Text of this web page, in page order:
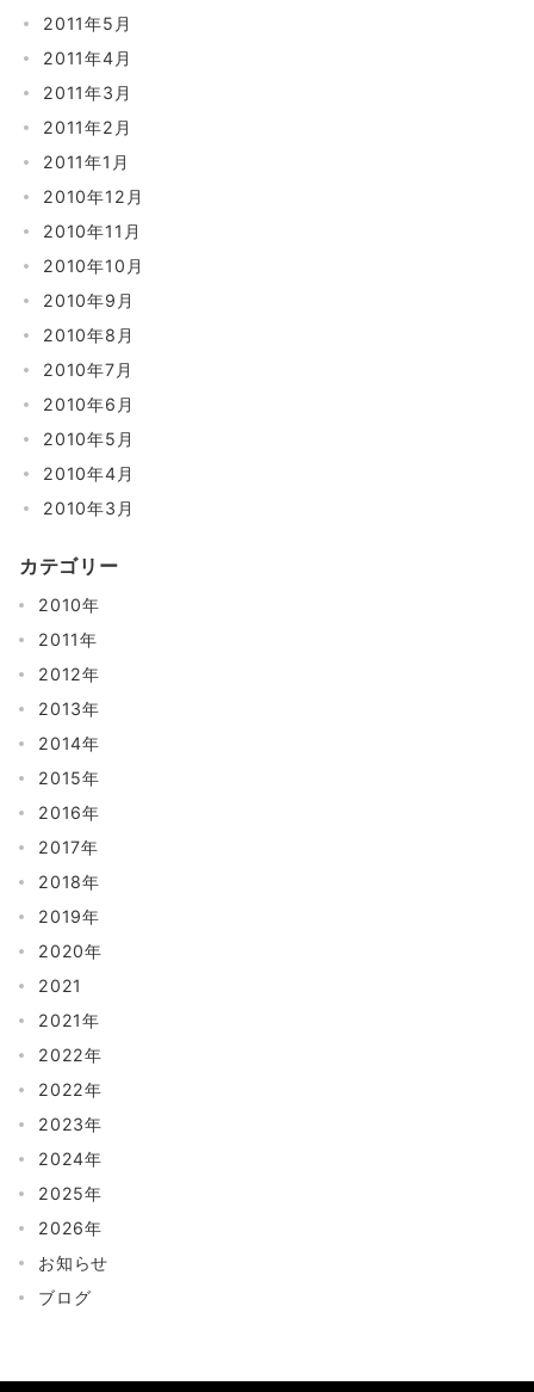
2011年5月
2011年4月
2011年3月
2011年2月
2011年1月
2010年12月
2010年11月
2010年10月
2010年9月
2010年8月
2010年7月
2010年6月
2010年5月
2010年4月
2010年3月
カテゴリー
2010年
2011年
2012年
2013年
2014年
2015年
2016年
2017年
2018年
2019年
2020年
2021
2021年
2022年
2022年
2023年
2024年
2025年
2026年
お知らせ
ブログ